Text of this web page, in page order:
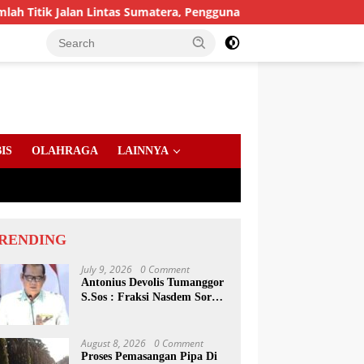
Lintas Sumatera, Pengguna Jalan diimbau Untuk meningkatkan
OLAHRAGA LAINNYA
July 9, 2026 0 Comment
Antonius Devolis Tumanggor
S.Sos : Fraksi Nasdem Soroti
August 8, 2026 0 Comment
Proses Pemasangan Pipa Di